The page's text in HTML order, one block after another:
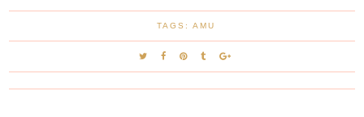
TAGS: AMU